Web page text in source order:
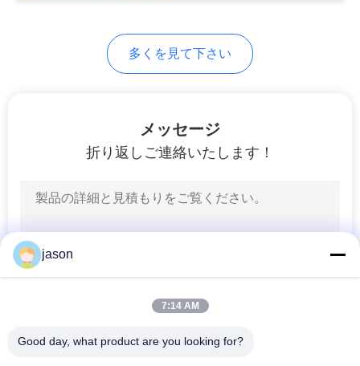
産業油圧ポンプ
イートン ビッカー
ズの油圧ポンプ
多くを見て下さい
メッセージ
折り返しご連絡いたします！
jason
7:14 AM
Good day, what product are you looking for?